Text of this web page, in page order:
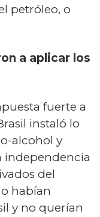
petróleo, o
a aplicar los
fuerte a
instaló lo
alcohol y
independencia
del
habían
y no querían